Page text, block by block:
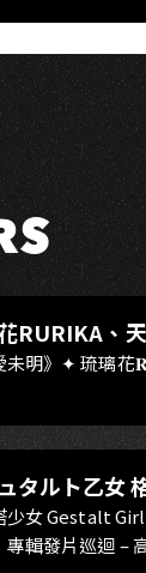
小庫
RURIKA、
、DUALIA
ル（O.A.）
未明》✦ 琉璃
小庫
タルト乙女
Girl
少女 Gestalt
專輯發片巡迴 –